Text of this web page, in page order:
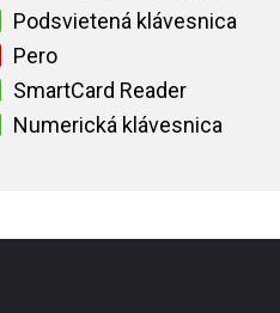
Podsvietená klávesnica
Pero
SmartCard Reader
Numerická klávesnica